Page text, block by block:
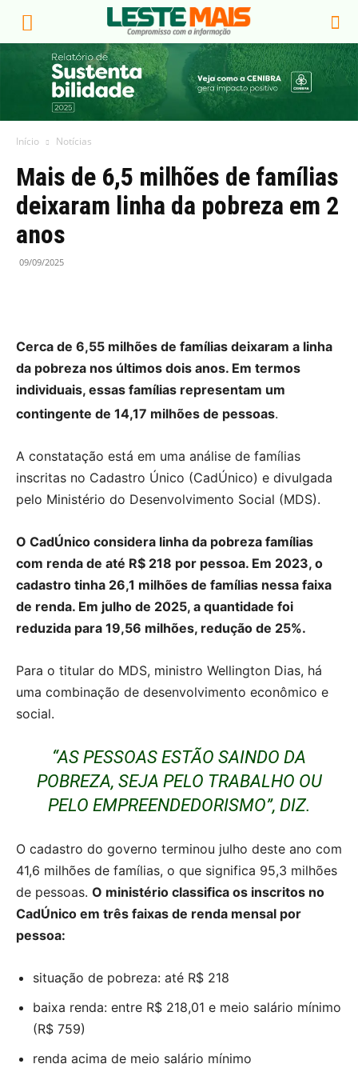
Início Notícias
Mais de 6,5 milhões de famílias
deixaram linha da pobreza em 2
anos
09/09/2025
Cerca de 6,55 milhões de famílias deixaram a linha
da pobreza nos últimos dois anos. Em termos
individuais, essas famílias representam um
contingente de 14,17 milhões de pessoas.
A constatação está em uma análise de famílias
inscritas no Cadastro Único (CadÚnico) e divulgada
pelo Ministério do Desenvolvimento Social (MDS).
O CadÚnico considera linha da pobreza famílias
com renda de até R$ 218 por pessoa. Em 2023, o
cadastro tinha 26,1 milhões de famílias nessa faixa
de renda. Em julho de 2025, a quantidade foi
reduzida para 19,56 milhões, redução de 25%.
Para o titular do MDS, ministro Wellington Dias, há
uma combinação de desenvolvimento econômico e
social.
“AS PESSOAS ESTÃO SAINDO DA
POBREZA, SEJA PELO TRABALHO OU
PELO EMPREENDEDORISMO”, DIZ.
O cadastro do governo terminou julho deste ano com
41,6 milhões de famílias, o que significa 95,3 milhões
de pessoas. O ministério classifica os inscritos no
CadÚnico em três faixas de renda mensal por
pessoa:
situação de pobreza: até R$ 218
baixa renda: entre R$ 218,01 e meio salário mínimo
(R$ 759)
renda acima de meio salário mínimo